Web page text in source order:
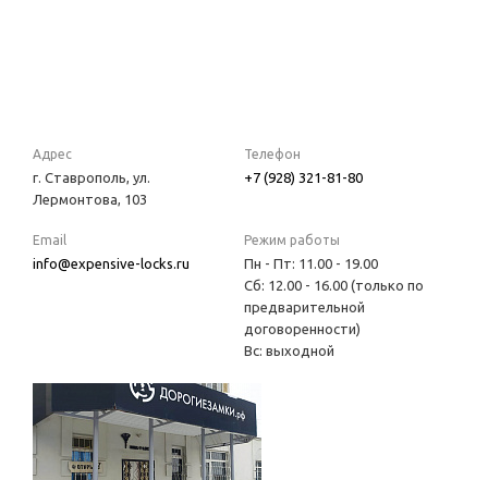
Адрес
г. Ставрополь, ул.
Лермонтова, 103
Телефон
+7 (928) 321-81-80
Email
info@expensive-locks.ru
Режим работы
Пн - Пт: 11.00 - 19.00
Сб: 12.00 - 16.00 (только по
предварительной
договоренности)
Вс: выходной